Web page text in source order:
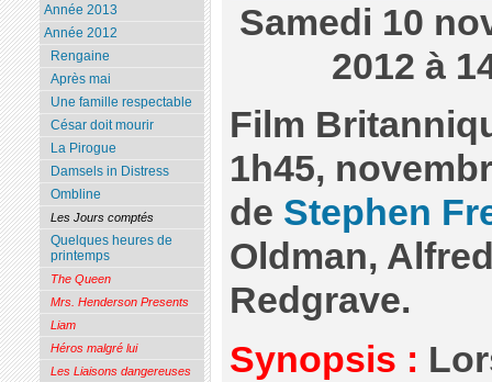
Samedi 10
2012 à
Film
1h45,
de Stephen
Oldman,
Redgrave.
Synopsis :
Année 2013
Année 2012
Rengaine
Après mai
Une famille respectable
César doit mourir
La Pirogue
Damsels in Distress
Ombline
Les Jours comptés
Quelques heures de
printemps
The Queen
Mrs. Henderson Presents
Liam
Héros malgré lui
Les Liaisons dangereuses